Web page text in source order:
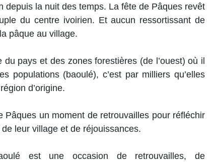
depuis la nuit des temps. La fête de Pâques revêt
du centre ivoirien. Et aucun ressortissant de
pâque au village.
du pays et des zones forestières (de l’ouest) où il
populations (baoulé), c’est par milliers qu’elles
d’origine.
Pâques un moment de retrouvailles pour réfléchir
leur village et de réjouissances.
est une occasion de retrouvailles, de